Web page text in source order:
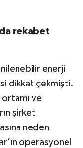
rekabet
enerji
dikkat çekmişti.
ve
şirket
neden
operasyonel